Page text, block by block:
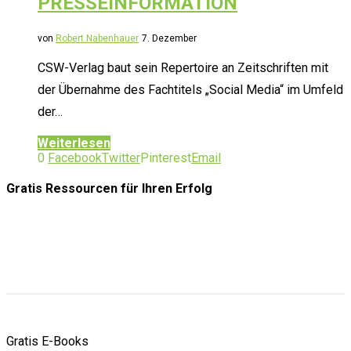
von Robert Nabenhauer 7. Dezember
CSW-Verlag baut sein Repertoire an Zeitschriften mit
der Übernahme des Fachtitels „Social Media“ im Umfeld
der…
Weiterlesen
0 FacebookTwitterPinterestEmail
Gratis Ressourcen für Ihren Erfolg
Gratis E-Books